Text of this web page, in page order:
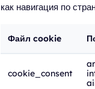
как навигация по
Файл cookie
cookie_consent